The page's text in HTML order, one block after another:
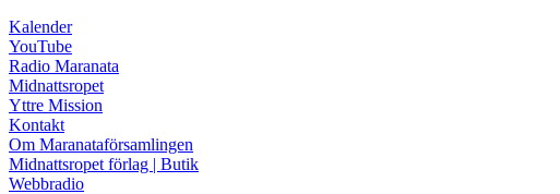
Kalender
YouTube
Radio Maranata
Midnattsropet
Yttre Mission
Kontakt
Om Maranataförsamlingen
Midnattsropet förlag | Butik
Webbradio